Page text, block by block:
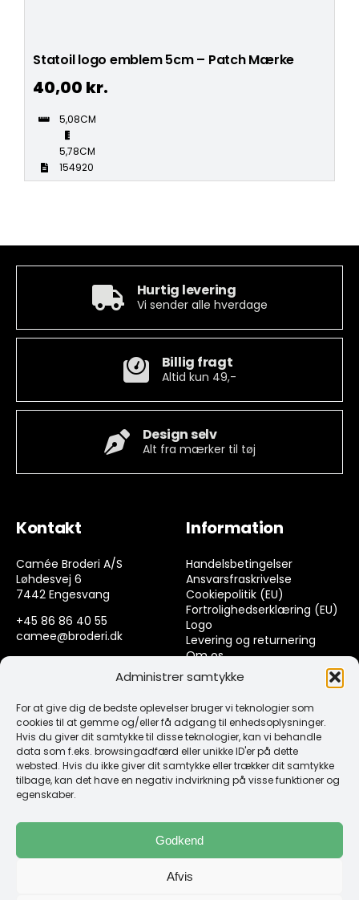
Administrer samtykke
For at give dig de bedste oplevelser bruger vi teknologier som
cookies til at gemme og/eller få adgang til enhedsoplysninger.
Hvis du giver dit samtykke til disse teknologier, kan vi behandle
data som f.eks. browsingadfærd eller unikke ID'er på dette
websted. Hvis du ikke giver dit samtykke eller trækker dit samtykke
tilbage, kan det have en negativ indvirkning på visse funktioner og
egenskaber.
Godkend
Afvis
Statoil logo emblem 5cm – Patch Mærke
40,00 kr.
5,08CM
5,78CM
154920
Hurtig levering
Vi sender alle hverdage
Billig fragt
Altid kun 49,-
Design selv
Alt fra mærker til tøj
Kontakt
Camée Broderi A/S
Løhdesvej 6
7442 Engesvang
+45 86 86 40 55
camee@broderi.dk
Information
Handelsbetingelser
Ansvarsfraskrivelse
Cookiepolitik (EU)
Fortrolighedserklæring (EU)
Logo
Levering og returnering
Om os
Kontakt
Links
Spørgsmål & Svar
Tråd
Design selv guide
Konto
Log ind